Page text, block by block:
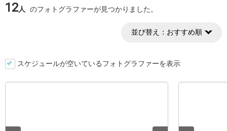
12人 のフォトグラファーが見つかりました。
並び替え： おすすめ順
スケジュールが空いているフォトグラファーを表示